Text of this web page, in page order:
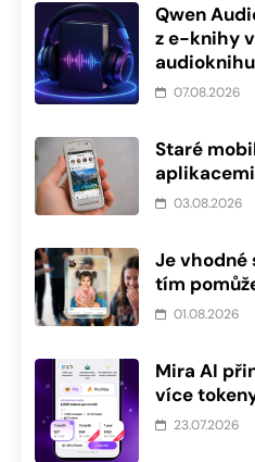
Qwen
z e-knihy
audioknihu
07.08.2026
Staré
03.08.2026
Je vhodné
tím
01.08.2026
Mira AI
více
23.07.2026